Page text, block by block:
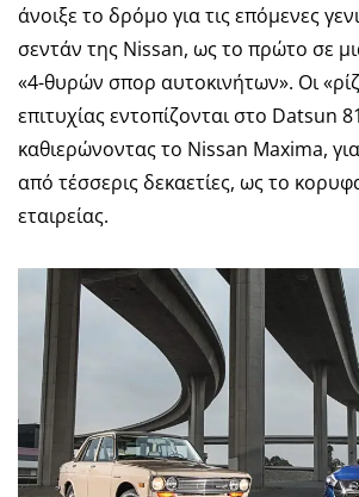
άνοιξε το δρόμο για τις επόμενες
σεντάν της Nissan, ως το πρώτο σε
«4-θυρών σπορ αυτοκινήτων». Οι
επιτυχίας εντοπίζονται στο Datsun
καθιερώνοντας το Nissan Maxima,
από τέσσερις δεκαετίες, ως το
εταιρείας.